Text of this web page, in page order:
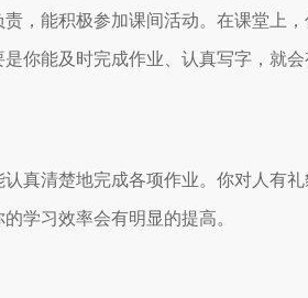
，能积极参加课间活动。在课堂上
你能及时完成作业、认真写字，就会
真清楚地完成各项作业。你对人有礼
学习效率会有明显的提高。